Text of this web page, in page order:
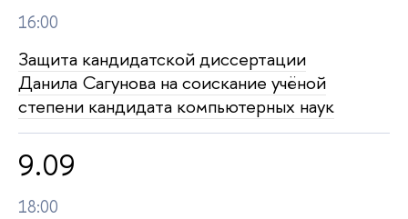
16:00
Защита кан­ди­дат­ской диссертации
Данила Сагунова на соискание учёной
степени кандидата компьютерных наук
9.09
18:00